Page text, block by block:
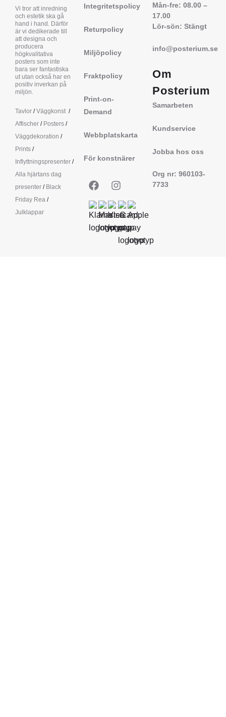
Vi tror att inredning
och estetik ska gå
hand i hand. Därför
är vi dedikerade till
att designa och
producera
högkvalitativa
posters som inte
bara ser fantastiska
ut utan också har en
positiv inverkan på
miljön.
Tavlor /Väggkonst /
Affischer / Posters /
Väggdekoration /
Prints /
Inflyttningspresenter /
Alla hjärtans dag
presenter / Black
Friday Rea /
Julklappar
Integritetspolicy
Returpolicy
Miljöpolicy
Fraktpolicy
Print-on-
Demand
Webbplatskarta
För konstnärer
Mån-fre: 08.00 –
17.00
Lör-sön: Stängt
info@posterium.se
Om
Posterium
Samarbeten
Kundservice
Jobba hos oss
Org nr: 960103-
7733